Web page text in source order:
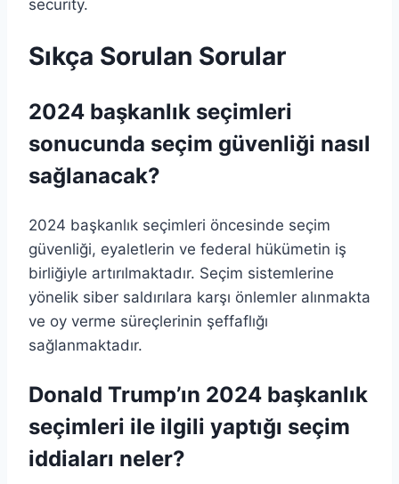
Sıkça Sorulan Sorular
2024 başkanlık seçimleri
sonucunda seçim güvenliği nasıl
sağlanacak?
2024 başkanlık seçimleri öncesinde seçim
güvenliği, eyaletlerin ve federal hükümetin iş
birliğiyle artırılmaktadır. Seçim sistemlerine
yönelik siber saldırılara karşı önlemler alınmakta
ve oy verme süreçlerinin şeffaflığı
sağlanmaktadır.
Donald Trump’ın 2024 başkanlık
seçimleri ile ilgili yaptığı seçim
iddiaları neler?